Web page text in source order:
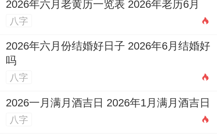
2026年六月老黄历一览表 2026年老历6月
八字
2026年六月份结婚好日子 2026年6月结婚好
吗
八字
2026一月满月酒吉日 2026年1月满月酒吉日
八字